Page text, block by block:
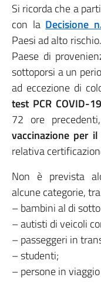
Si ricorda che a
con la Decisione
Paesi ad alto
Paese di
sottoporsi a un
ad eccezione di
test PCR COVID-
72 ore
vaccinazione per
relativa
Non è prevista
alcune categorie,
– bambini al di
– autisti di veicoli
– passeggeri in
– studenti;
– persone in